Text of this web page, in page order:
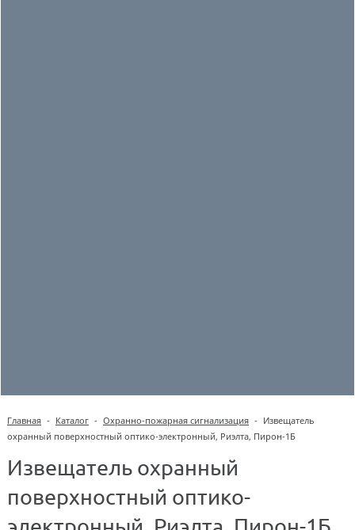
Главная - Каталог - Охранно-пожарная сигнализация - Извещатель
охранный поверхностный оптико-электронный, Риэлта, Пирон-1Б
Извещатель охранный
поверхностный оптико-